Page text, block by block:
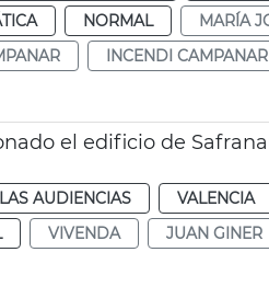
NORMAL MARÍA
INCENDI CAMPANAR
el edificio de
AUDIENCIAS VALENCIA
VIVENDA JUAN GINER